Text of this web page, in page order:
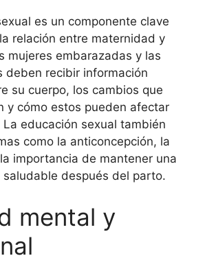
es un componente clave
relación entre maternidad y
mujeres embarazadas y las
deben recibir información
su cuerpo, los cambios que
y cómo estos pueden afectar
educación sexual también
como la anticoncepción, la
importancia de mantener una
saludable después del parto.
mental y